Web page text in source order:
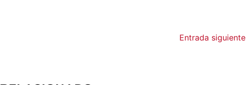
Entrada siguiente